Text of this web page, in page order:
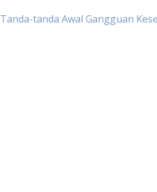
Tanda-tanda Awal Gangguan